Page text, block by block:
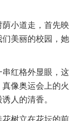
小道走，首先映
美丽的校园，她
红格外显眼，这
像奥运会上的火
人的清香。
树立在花坛的前